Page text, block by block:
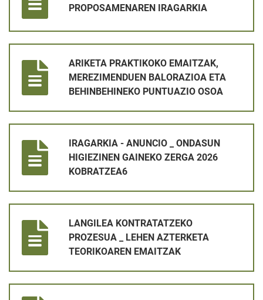
PROPOSAMENAREN IRAGARKIA
ARIKETA PRAKTIKOKO EMAITZAK,
MEREZIMENDUEN BALORAZIOA ETA
BEHINBEHINEKO PUNTUAZIO OSOA
IRAGARKIA - ANUNCIO _ ONDASUN
HIGIEZINEN GAINEKO ZERGA 2026
KOBRATZEA6
LANGILEA KONTRATATZEKO
PROZESUA _ LEHEN AZTERKETA
TEORIKOAREN EMAITZAK